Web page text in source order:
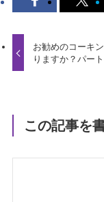
お勧めのコーキ
りますか？パー
この記事を